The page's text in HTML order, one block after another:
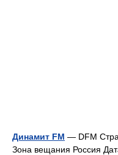
Динамит FM — DFM
Зона вещания Россия